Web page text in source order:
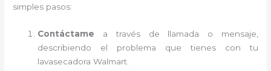
simples pasos:
Contáctame a través de llamada o mensaje,
describiendo el problema que tienes con tu
lavasecadora Walmart.